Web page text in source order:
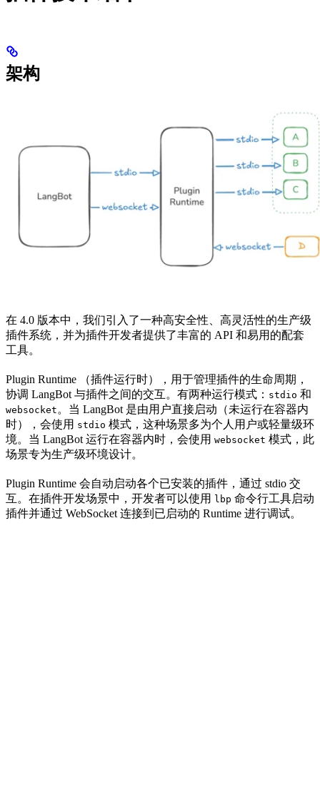
架构
在 4.0 版本中，我们引入了一种高安全性、高灵活性的生产级
插件系统，并为插件开发者提供了丰富的 API 和易用的配套
工具。
Plugin Runtime （插件运行时），用于管理插件的生命周期，
协调 LangBot 与插件之间的交互。有两种运行模式： stdio 和
websocket 。当 LangBot 是由用户直接启动（未运行在容器内
时），会使用 stdio 模式，这种场景多为个人用户或轻量级环
境。当 LangBot 运行在容器内时，会使用 websocket 模式，此
场景专为生产级环境设计。
Plugin Runtime 会自动启动各个已安装的插件，通过 stdio 交
互。在插件开发场景中，开发者可以使用 lbp 命令行工具启动
插件并通过 WebSocket 连接到已启动的 Runtime 进行调试。